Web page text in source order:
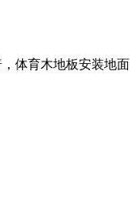
体育木地板安装地面